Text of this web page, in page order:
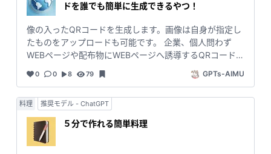
ドを誰でも簡単に生成できるやつ！
像の入ったQRコードを生成します。画像は自身が指定し
たものをアップロードも可能です。 企業、個人問わず
WEBページや配布物にWEBページへ誘導するQRコード
しUXを上げる手法として一般的だと思います。 そのQR
ら、ユーザーの印象にも残り、ロイヤリティ（Loyalty）
にも繋がりますよね。 そんなオリジナルなQRコードを手
軽に生成できるGPTsです！
0 0 8 79 GPTs-AIMU
料理 推奨モデル - ChatGPT
５分で作れる簡単料理